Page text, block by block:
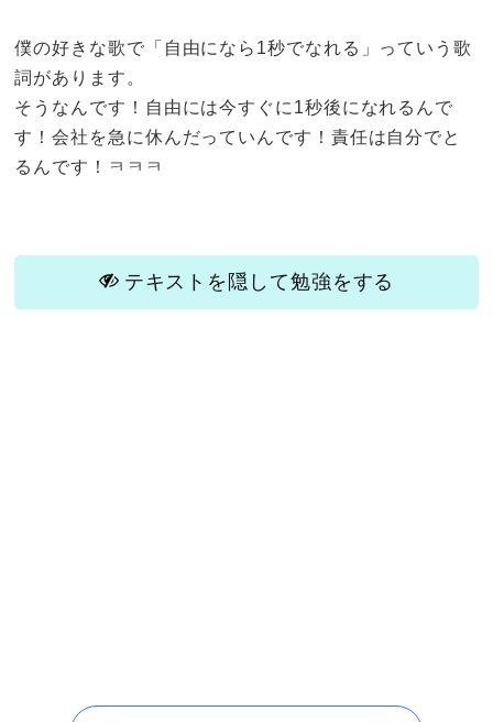
僕の好きな歌で「自由になら1秒でなれる」っていう歌
詞があります。
そうなんです！自由には今すぐに1秒後になれるんで
す！会社を急に休んだっていんです！責任は自分でと
るんです！ㅋㅋㅋ
テキストを隠して勉強をする